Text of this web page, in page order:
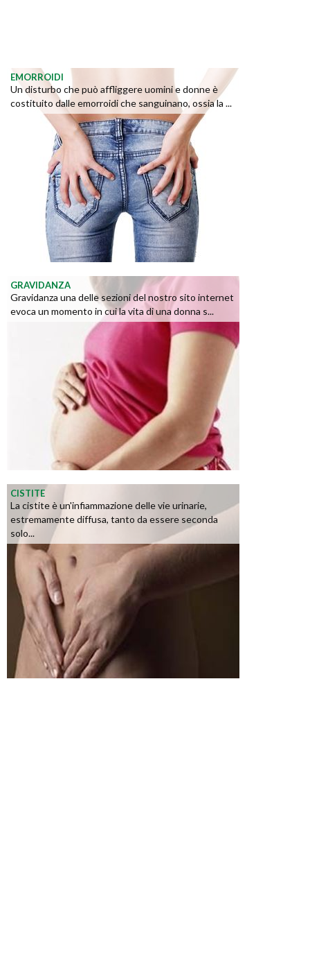
EMORROIDI
Un disturbo che può affliggere uomini e donne è
costituito dalle emorroidi che sanguinano, ossia la ...
GRAVIDANZA
Gravidanza una delle sezioni del nostro sito internet
evoca un momento in cui la vita di una donna s...
CISTITE
La cistite è un'infiammazione delle vie urinarie,
estremamente diffusa, tanto da essere seconda
solo...